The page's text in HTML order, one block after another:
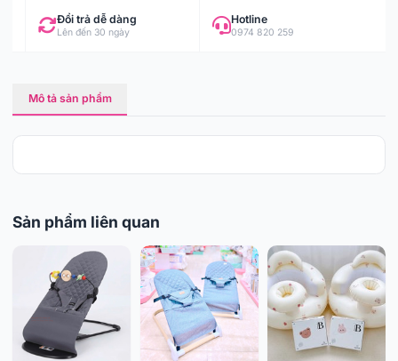
Đổi trả dễ dàng
Lên đến 30 ngày
Hotline
0974 820 259
Mô tả sản phẩm
Sản phẩm liên quan